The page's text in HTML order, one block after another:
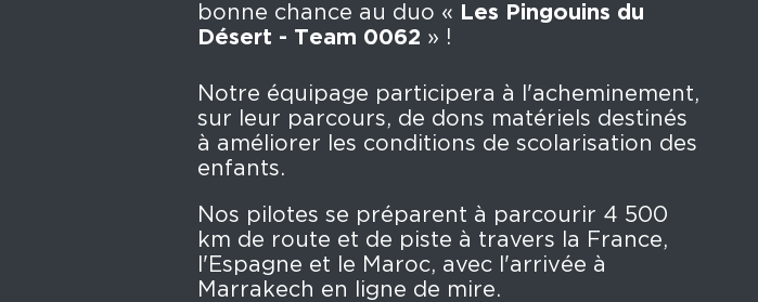
bonne chance au duo «
Les Pingouins du
Désert - Team 0062 » !
Notre équipage participera à l'acheminement,
sur leur parcours, de dons matériels destinés
à améliorer les conditions de scolarisation des
enfants.
Nos pilotes se préparent à parcourir 4 500
km de route et de piste à travers la France,
l'Espagne et le Maroc, avec l'arrivée à
Marrakech en ligne de mire.